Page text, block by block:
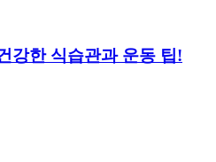
강한 식습관과 운동 팁!